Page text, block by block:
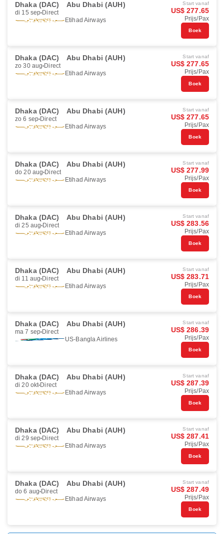
Dhaka (DAC) Abu Dhabi (AUH)
di 15 sep Direct
Etihad Airways
Start vanaf
US$ 277.65
Prijs/Pax
Boek
Dhaka (DAC) Abu Dhabi (AUH)
zo 30 aug Direct
Etihad Airways
Start vanaf
US$ 277.65
Prijs/Pax
Boek
Dhaka (DAC) Abu Dhabi (AUH)
zo 6 sep Direct
Etihad Airways
Start vanaf
US$ 277.65
Prijs/Pax
Boek
Dhaka (DAC) Abu Dhabi (AUH)
do 20 aug Direct
Etihad Airways
Start vanaf
US$ 277.99
Prijs/Pax
Boek
Dhaka (DAC) Abu Dhabi (AUH)
di 25 aug Direct
Etihad Airways
Start vanaf
US$ 283.56
Prijs/Pax
Boek
Dhaka (DAC) Abu Dhabi (AUH)
di 11 aug Direct
Etihad Airways
Start vanaf
US$ 283.71
Prijs/Pax
Boek
Dhaka (DAC) Abu Dhabi (AUH)
ma 7 sep Direct
US-Bangla Airlines
Start vanaf
US$ 286.39
Prijs/Pax
Boek
Dhaka (DAC) Abu Dhabi (AUH)
di 20 okt Direct
Etihad Airways
Start vanaf
US$ 287.39
Prijs/Pax
Boek
Dhaka (DAC) Abu Dhabi (AUH)
di 29 sep Direct
Etihad Airways
Start vanaf
US$ 287.41
Prijs/Pax
Boek
Dhaka (DAC) Abu Dhabi (AUH)
do 6 aug Direct
Etihad Airways
Start vanaf
US$ 287.49
Prijs/Pax
Boek